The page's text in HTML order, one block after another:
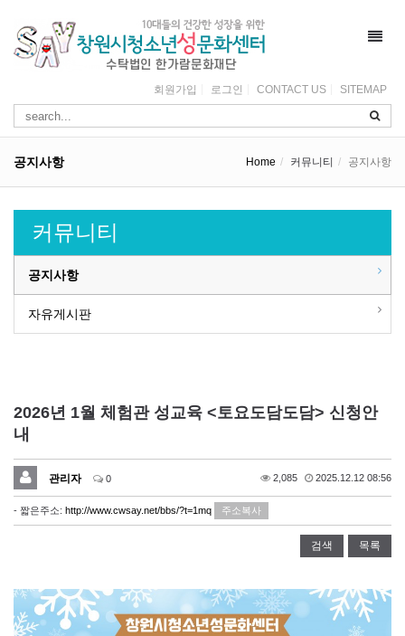
회원가입 로그인 CONTACT US SITEMAP
공지사항 Home 커뮤니티 공지사항
커뮤니티
공지사항
자유게시판
2026년 1월 체험관 성교육 <토요도담도담> 신청안
내
관리자 0 2,085 2025.12.12 08:56
- 짧은주소: http://www.cwsay.net/bbs/?t=1mq 주소복사
검색 목록